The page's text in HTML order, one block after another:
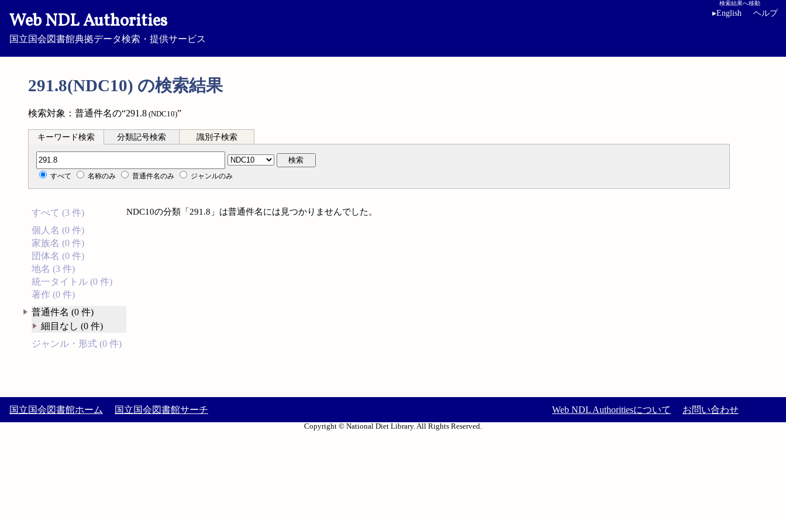
Web NDL Authorities
国立国会図書館典拠データ検索・提供サービス
検索結果へ移動
▸English ヘルプ
291.8(NDC10) の検索結果
検索対象：普通件名の“291.8 (NDC10)”
キーワード検索 分類記号検索 識別子検索
分類記号検索 検索
すべて 名称のみ 普通件名のみ ジャンルのみ
すべて (3 件)
個人名 (0 件)
家族名 (0 件)
団体名 (0 件)
地名 (3 件)
統一タイトル (0 件)
著作 (0 件)
普通件名 (0 件)
細目なし (0 件)
ジャンル・形式 (0 件)
NDC10の分類「291.8」は普通件名には見つかりませんでした。
国立国会図書館ホーム 国立国会図書館サーチ Web NDL Authoritiesについて お問い合わせ
Copyright © National Diet Library. All Rights Reserved.